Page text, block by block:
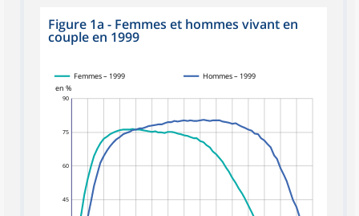
Figure 1a - Femmes et hommes vivant en
couple en 1999
45
60
75
90
en %
Femmes – 1999 Hommes – 1999